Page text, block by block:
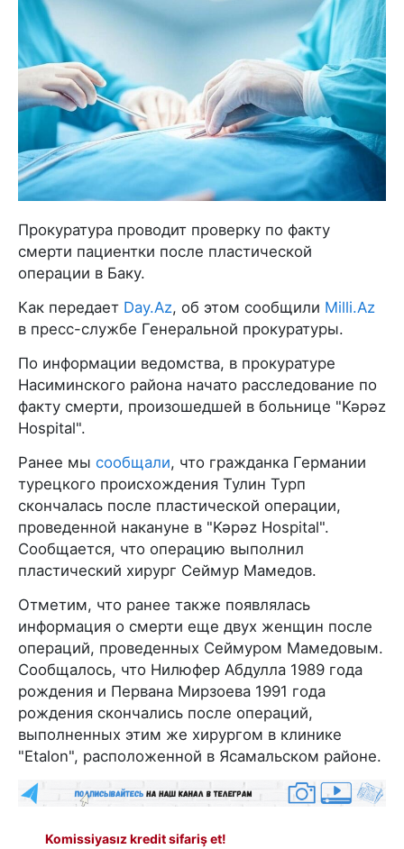
Прокуратура проводит проверку по факту
смерти пациентки после пластической
операции в Баку.
Как передает Day.Az, об этом сообщили Milli.Az
в пресс-службе Генеральной прокуратуры.
По информации ведомства, в прокуратуре
Насиминского района начато расследование по
факту смерти, произошедшей в больнице "Kəpəz
Hospital".
Ранее мы сообщали, что гражданка Германии
турецкого происхождения Тулин Турп
скончалась после пластической операции,
проведенной накануне в "Kəpəz Hospital".
Сообщается, что операцию выполнил
пластический хирург Сеймур Мамедов.
Отметим, что ранее также появлялась
информация о смерти еще двух женщин после
операций, проведенных Сеймуром Мамедовым.
Сообщалось, что Нилюфер Абдулла 1989 года
рождения и Первана Мирзоева 1991 года
рождения скончались после операций,
выполненных этим же хирургом в клинике
"Etalon", расположенной в Ясамальском районе.
Komissiyasız kredit sifariş et!